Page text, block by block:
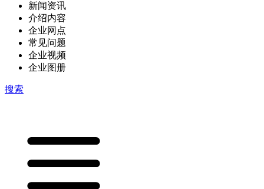
新闻资讯
介绍内容
企业网点
常见问题
企业视频
企业图册
搜索